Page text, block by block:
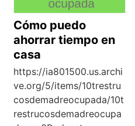
Cómo puedo
ahorrar tiempo en
casa
https://ia801500.us.archi
ve.org/5/items/10trestru
cosdemadreocupada/10t
restrucosdemadreocupa